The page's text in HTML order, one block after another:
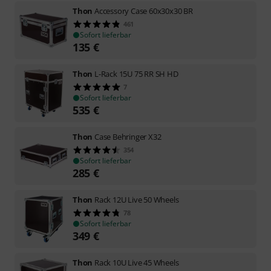
Thon Accessory Case 60x30x30 BR
461
Sofort lieferbar
135 €
Thon L-Rack 15U 75 RR SH HD
7
Sofort lieferbar
535 €
Thon Case Behringer X32
354
Sofort lieferbar
285 €
Thon Rack 12U Live 50 Wheels
78
Sofort lieferbar
349 €
Thon Rack 10U Live 45 Wheels